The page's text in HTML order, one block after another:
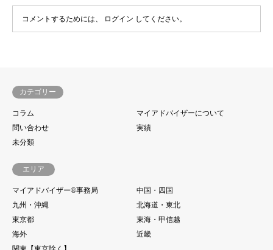
コメントするためには、 ログイン してください。
カテゴリー
コラム
マイアドバイザーについて
問い合わせ
実績
未分類
エリア
マイアドバイザー®事務局
中国・四国
九州・沖縄
北海道・東北
東京都
東海・甲信越
海外
近畿